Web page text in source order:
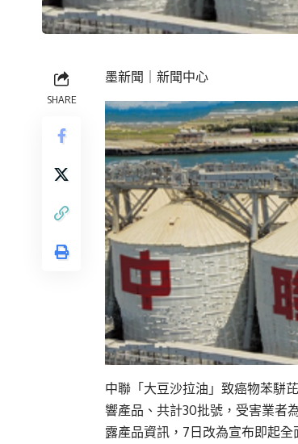
SHARE
墨新聞 ｜新聞中心
中聯「大豆沙拉油」致癌物苯駢
響產品、共計30批號，受害業者
露產品資訊，7日改為宣布即起全